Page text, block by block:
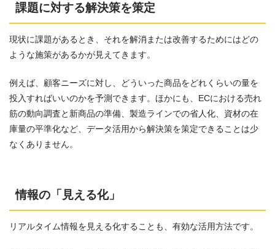
課題に対する解決策を策定
現状に課題があるとき、それを解消または改善するためにはどの
ような施策があるかが見えてきます。
例えば、顧客ニーズに対し、どういった商品をどれくらいの量を
投入すればいいのかを予測できます。ほかにも、ECにおける売れ
筋の動向調査と新商品の準備、製造ラインでの省人化、資材の在
庫量の平準化など、データ活用から解決策を策定できることは少
なくありません。
情報の「見える化」
リアルタイム情報を見える化することも、有効な活用方法です。